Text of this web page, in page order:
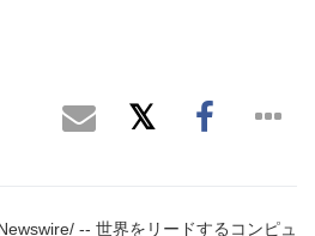
-- 世界をリードするコンピュ